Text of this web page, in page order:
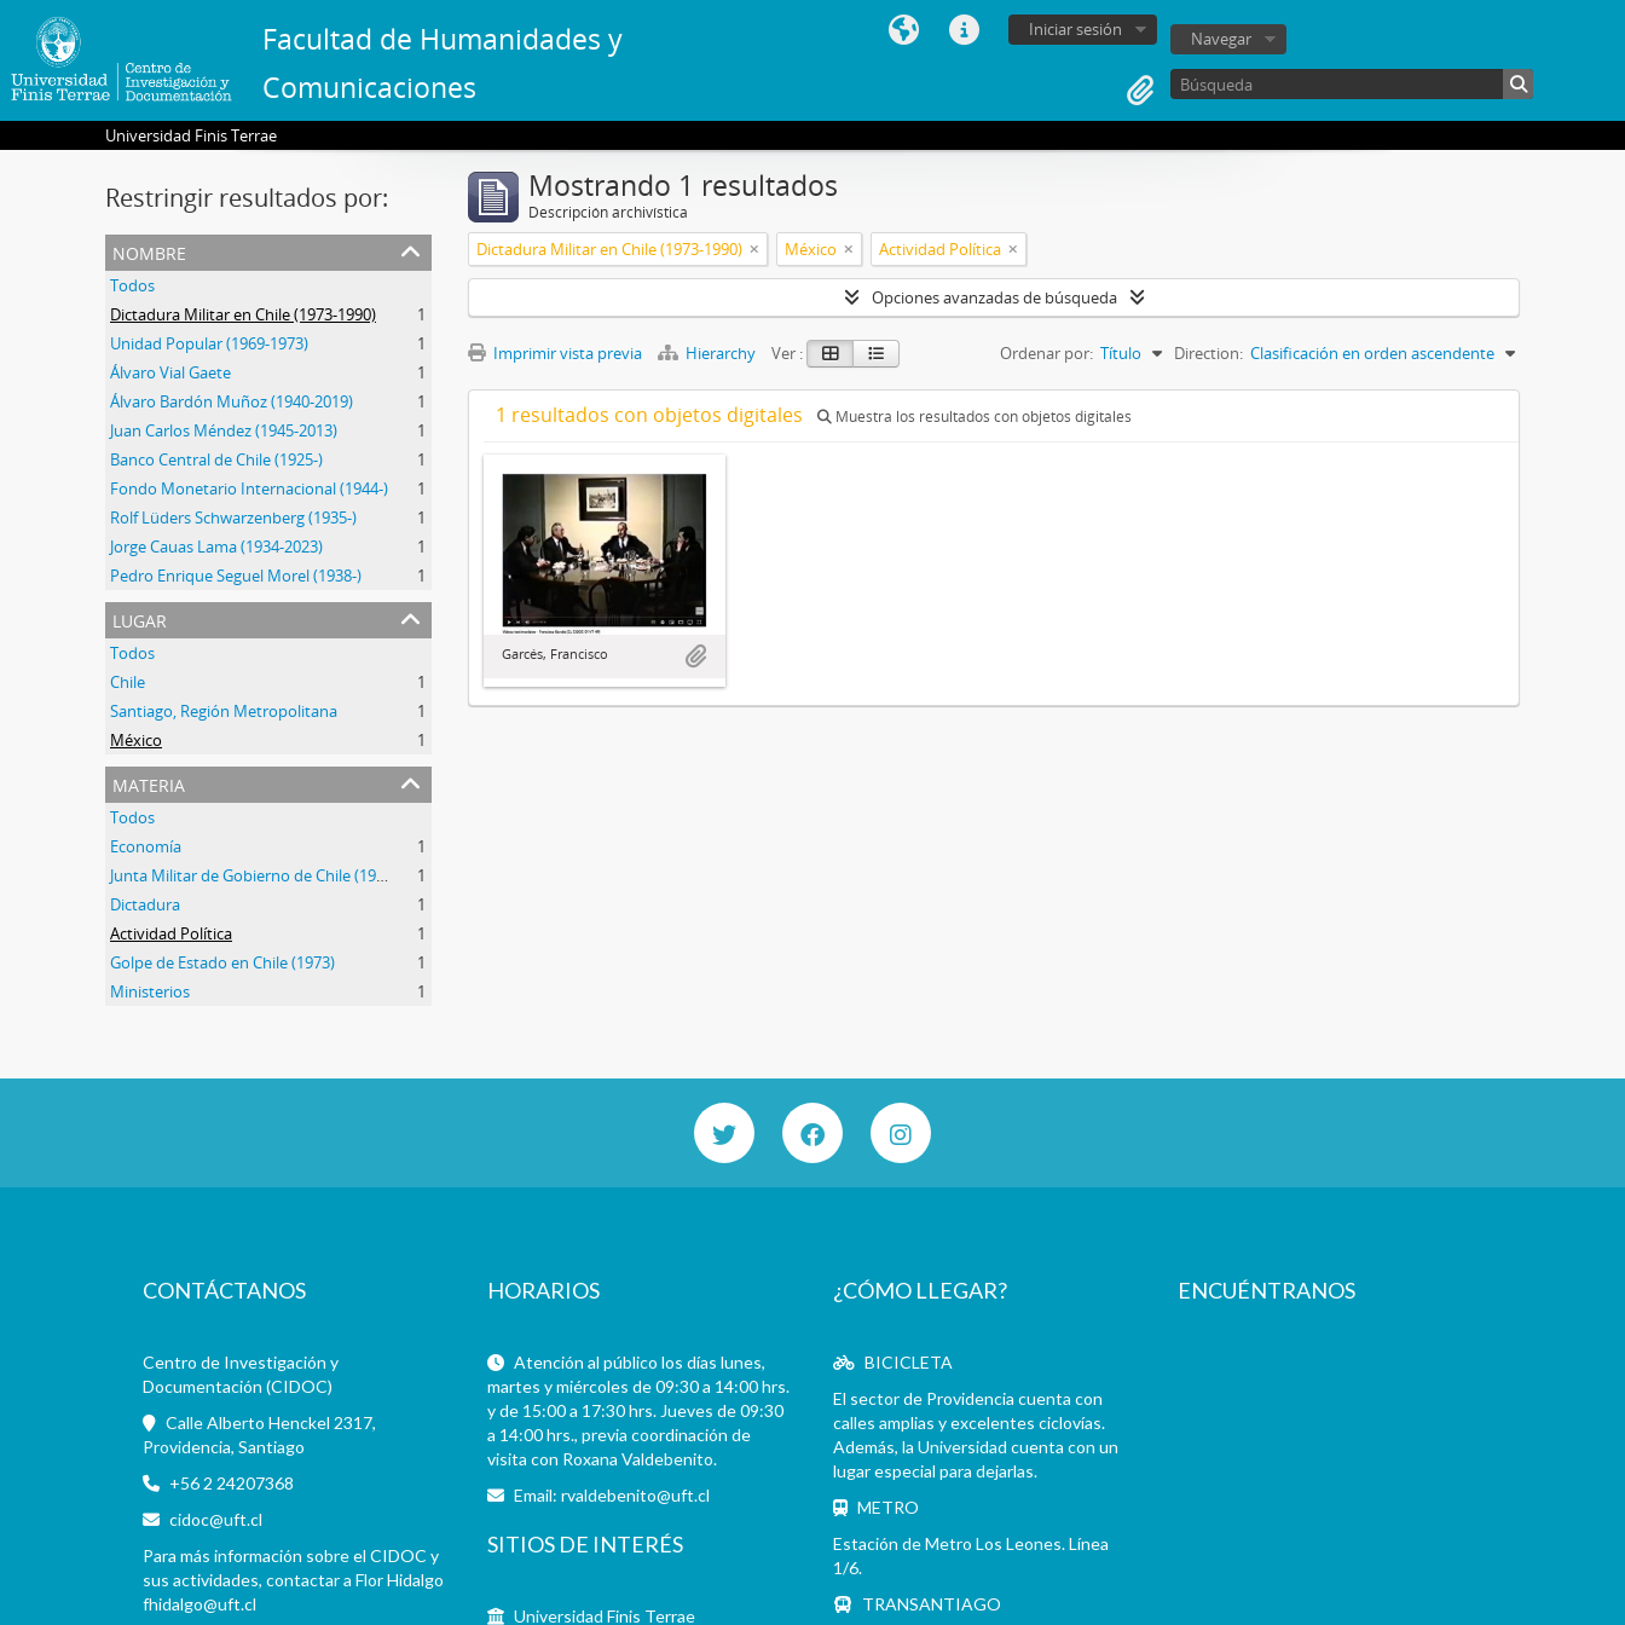
Facultad de Humanidades y
Comunicaciones
Iniciar sesión Navegar
Universidad Finis Terrae
Restringir resultados por:
nombre
Todos
Dictadura Militar en Chile (1973-1990)
1
Unidad Popular (1969-1973)
1
Álvaro Vial Gaete
1
Álvaro Bardón Muñoz (1940-2019)
1
Juan Carlos Méndez (1945-2013)
1
Banco Central de Chile (1925-)
1
Fondo Monetario Internacional (1944-)
1
Rolf Lüders Schwarzenberg (1935-)
1
Jorge Cauas Lama (1934-2023)
1
Pedro Enrique Seguel Morel (1938-)
1
lugar
Todos
Chile
1
Santiago, Región Metropolitana
1
México
1
materia
Todos
Economía
1
Junta Militar de Gobierno de Chile (1973-1990)
1
Dictadura
1
Actividad Política
1
Golpe de Estado en Chile (1973)
1
Ministerios
1
Mostrando 1 resultados
Descripción archivística
Dictadura Militar en Chile (1973-1990) México Actividad Política
Opciones avanzadas de búsqueda
Imprimir vista previa Hierarchy Ver : Ordenar por: Título Direction: Clasificación en orden ascendente
1 resultados con objetos digitales Muestra los resultados con objetos digitales
Garcés, Francisco
CONTÁCTANOS
Centro de Investigación y
Documentación (CIDOC)
Calle Alberto Henckel 2317,
Providencia, Santiago
+56 2 24207368
cidoc@uft.cl
Para más información sobre el CIDOC y
sus actividades, contactar a Flor Hidalgo
fhidalgo@uft.cl
HORARIOS
Atención al público los días lunes,
martes y miércoles de 09:30 a 14:00 hrs.
y de 15:00 a 17:30 hrs. Jueves de 09:30
a 14:00 hrs., previa coordinación de
visita con Roxana Valdebenito.
Email:rvaldebenito@uft.cl
SITIOS DE INTERÉS
Universidad Finis Terrae
¿CÓMO LLEGAR?
BICICLETA
El sector de Providencia cuenta con
calles amplias y excelentes ciclovías.
Además, la Universidad cuenta con un
lugar especial para dejarlas.
METRO
Estación de Metro Los Leones. Línea
1/6.
TRANSANTIAGO
ENCUÉNTRANOS